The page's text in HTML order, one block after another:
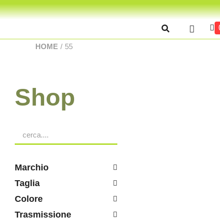
HOME / 55
Shop
Marchio
Taglia
Colore
Trasmissione